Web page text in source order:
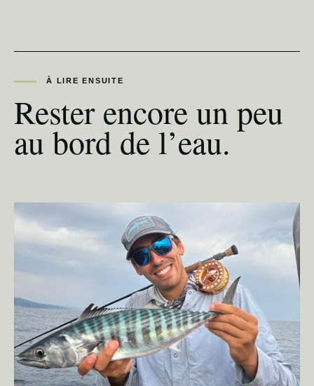
À LIRE ENSUITE
Rester encore un peu
au bord de l’eau.